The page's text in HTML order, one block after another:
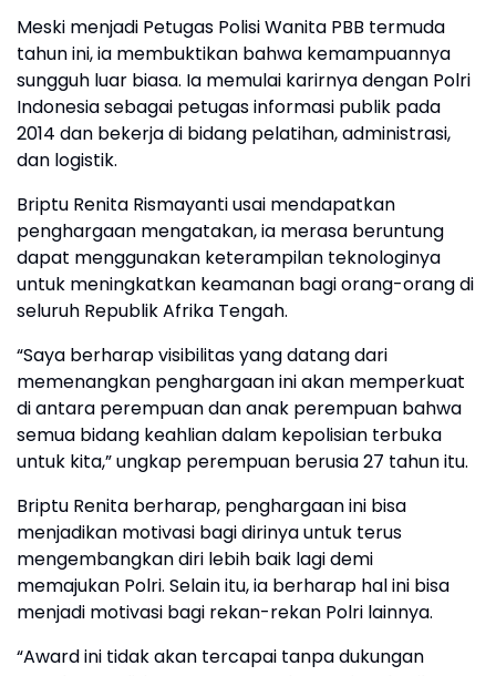
Meski menjadi Petugas Polisi Wanita PBB termuda
tahun ini, ia membuktikan bahwa kemampuannya
sungguh luar biasa. Ia memulai karirnya dengan Polri
Indonesia sebagai petugas informasi publik pada
2014 dan bekerja di bidang pelatihan, administrasi,
dan logistik.
Briptu Renita Rismayanti usai mendapatkan
penghargaan mengatakan, ia merasa beruntung
dapat menggunakan keterampilan teknologinya
untuk meningkatkan keamanan bagi orang-orang di
seluruh Republik Afrika Tengah.
“Saya berharap visibilitas yang datang dari
memenangkan penghargaan ini akan memperkuat
di antara perempuan dan anak perempuan bahwa
semua bidang keahlian dalam kepolisian terbuka
untuk kita,” ungkap perempuan berusia 27 tahun itu.
Briptu Renita berharap, penghargaan ini bisa
menjadikan motivasi bagi dirinya untuk terus
mengembangkan diri lebih baik lagi demi
memajukan Polri. Selain itu, ia berharap hal ini bisa
menjadi motivasi bagi rekan-rekan Polri lainnya.
“Award ini tidak akan tercapai tanpa dukungan